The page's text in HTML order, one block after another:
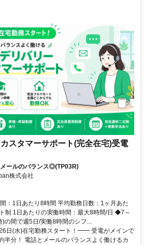
スタマーサポート(完全在宅)受電
ールのバランス◎(TP03R)
株式会社
：1日あたり8時間 平均勤務日数：1ヶ月あた
制 1日あたりの実働時間：最大8時間/日 ◆7～
の間で週5日/実働8時間のシフ...
日(水)在宅勤務スタート！━━ 受電がメインで
半分！ 電話とメールのバランスよく働けるカ